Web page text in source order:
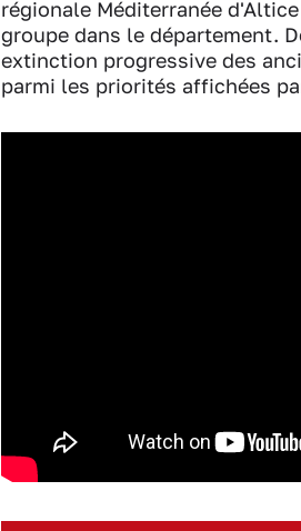
régionale Méditerranée
groupe dans le département.
extinction progressive des
parmi les priorités affichées